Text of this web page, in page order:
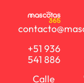
+51 936
541 886
Calle